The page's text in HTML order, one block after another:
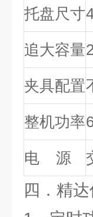
托盘尺寸
追大容量
夹具配置
整机功率
电 源
四．精